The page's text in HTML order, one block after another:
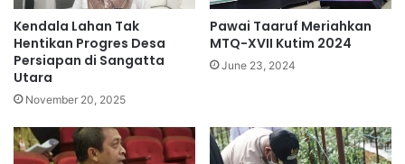
Kendala Lahan Tak
Hentikan Progres Desa
Persiapan di Sangatta
Utara
November 20, 2025
Pawai Taaruf Meriahkan
MTQ-XVII Kutim 2024
June 23, 2024